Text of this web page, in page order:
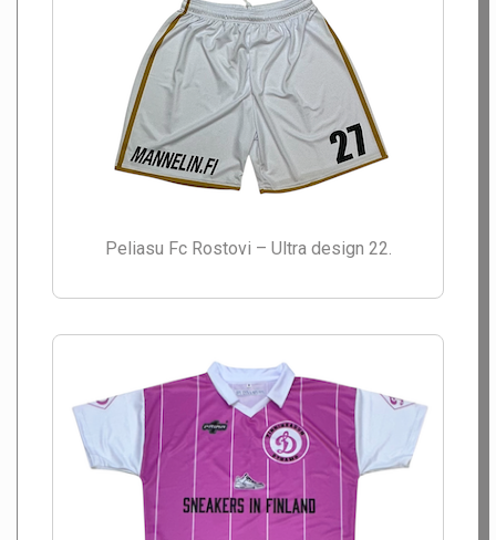
Peliasu Fc Rostovi – Ultra design 22.